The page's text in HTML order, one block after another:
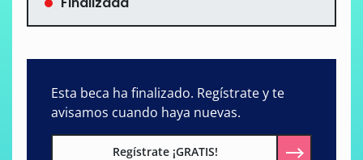
Esta beca ha finalizado. Regístrate y te
avisamos cuando haya nuevas.
Regístrate ¡GRATIS!